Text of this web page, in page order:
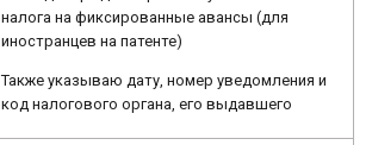
налога на фиксированные авансы (для
иностранцев на патенте)
Также указываю дату, номер уведомления и
код налогового органа, его выдавшего